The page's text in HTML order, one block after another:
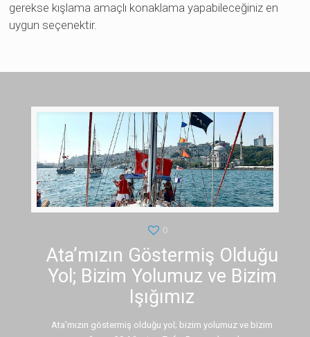
gerekse kışlama amaçlı konaklama yapabileceğiniz en
uygun seçenektir.
0
Ata’mızın Göstermiş Olduğu
Yol; Bizim Yolumuz ve Bizim
Işığımız
Ata’mızın göstermiş olduğu yol; bizim yolumuz ve bizim